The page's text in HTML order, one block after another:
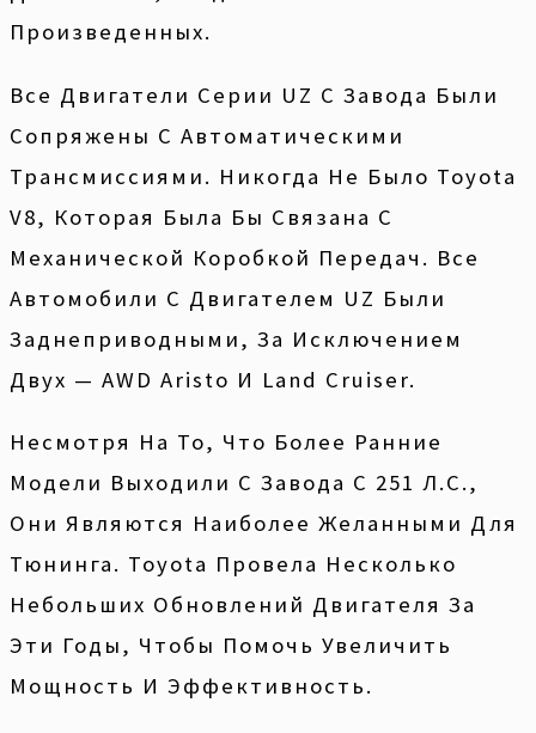
Произведенных.
Все Двигатели Серии UZ С Завода Были
Сопряжены С Автоматическими
Трансмиссиями. Никогда Не Было Toyota
V8, Которая Была Бы Связана С
Механической Коробкой Передач. Все
Автомобили С Двигателем UZ Были
Заднеприводными, За Исключением
Двух — AWD Aristo И Land Cruiser.
Несмотря На То, Что Более Ранние
Модели Выходили С Завода С 251 Л.с.,
Они Являются Наиболее Желанными Для
Тюнинга. Toyota Провела Несколько
Небольших Обновлений Двигателя За
Эти Годы, Чтобы Помочь Увеличить
Мощность И Эффективность.